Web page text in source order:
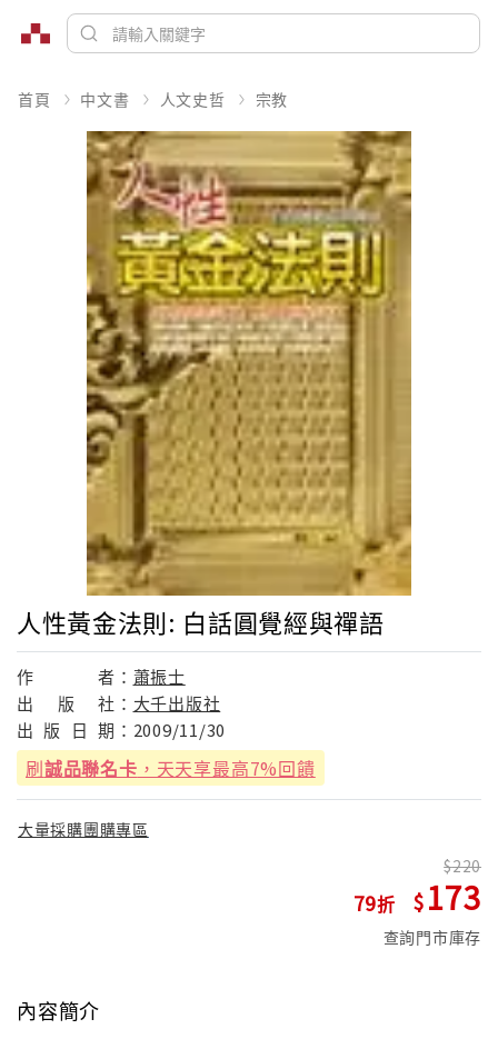
首頁 中文書 人文史哲 宗教
人性黃金法則: 白話圓覺經與禪語
作 者： 蕭振士
出
版 社： 大千出版社
出 版 日 期： 2009/11/30
刷誠品聯名卡 ，天天享最高7%回饋
大量採購團購專區
79
220
173
查詢門市庫存
內容簡介